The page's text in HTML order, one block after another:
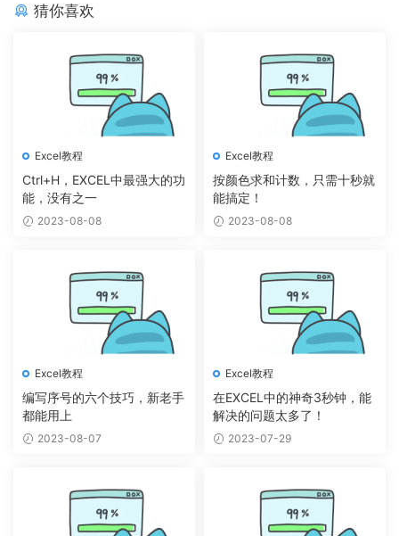
猜你喜欢
Excel教程
Ctrl+H，EXCEL中最强大的功
能，没有之一
2023-08-08
Excel教程
按颜色求和计数，只需十秒就
能搞定！
2023-08-08
Excel教程
编写序号的六个技巧，新老手
都能用上
2023-08-07
Excel教程
在EXCEL中的神奇3秒钟，能
解决的问题太多了！
2023-07-29